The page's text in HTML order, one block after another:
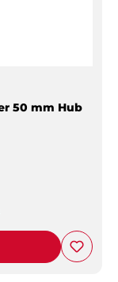
DESCHNER Cushioneer Stossdämpfer 50 mm Hub